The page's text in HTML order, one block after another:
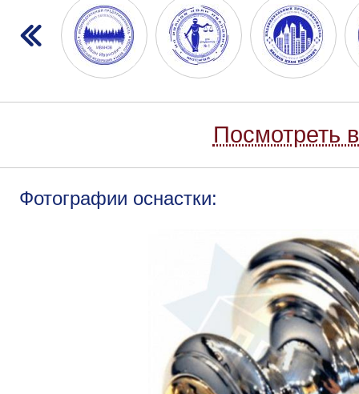
Посмотреть
Фотографии оснастки: